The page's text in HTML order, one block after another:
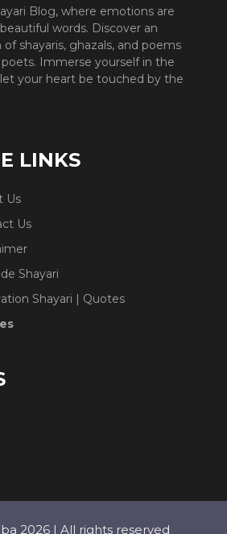
Blog, where emotions are
words. Discover an
shayaris, ghazals, and poems
Immerse yourself in the
your heart be touched by the
LINKS
Us
Us
Shayari
Shayari | Quotes
2026 | All rights reserved